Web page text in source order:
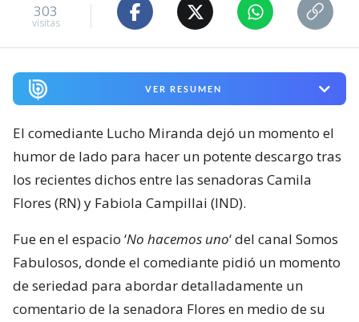
303
visitas
VER RESUMEN
El comediante Lucho Miranda dejó un momento el
humor de lado para hacer un potente descargo tras
los recientes dichos entre las senadoras Camila
Flores (RN) y Fabiola Campillai (IND).
Fue en el espacio ‘No hacemos uno‘ del canal Somos
Fabulosos, donde el comediante pidió un momento
de seriedad para abordar detalladamente un
comentario de la senadora Flores en medio de su